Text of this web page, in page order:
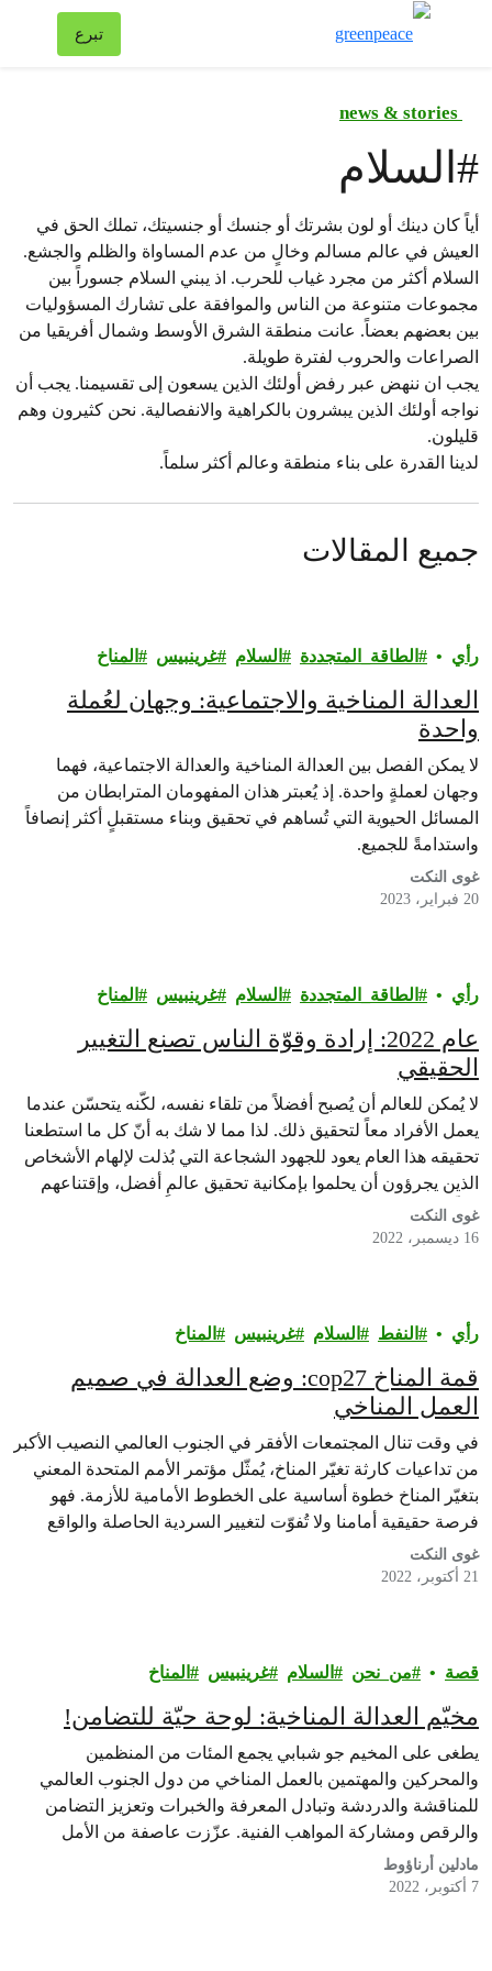
تبرع
# السلام
أياً كان دينك أو لون بشرتك أو جنسك أو جنسيتك، تملك الحق في
العيش في عالم مسالم وخالٍ من عدم المساواة والظلم والجشع.
السلام أكثر من مجرد غياب للحرب. اذ يبني السلام جسوراً بين
مجموعات متنوعة من الناس والموافقة على تشارك المسؤوليات
بين بعضهم بعضاً. عانت منطقة الشرق الأوسط وشمال أفريقيا من
الصراعات والحروب لفترة طويلة.
يجب ان ننهض عبر رفض أولئك الذين يسعون إلى تقسيمنا. يجب أن
نواجه أولئك الذين يبشرون بالكراهية والانفصالية. نحن كثيرون وهم
قليلون.
لدينا القدرة على بناء منطقة وعالم أكثر سلماً.
جميع المقالات
رأي‎ الطاقة_المتجددة السلام غرينبيس‎ المناخ
العدالة المناخية والاجتماعية: وجهان لعُملة
واحدة
لا يمكن الفصل بين العدالة المناخية والعدالة الاجتماعية، فهما
وجهان لعملةٍ واحدة. إذ يُعبتر هذان المفهومان المترابطان من
المسائل الحيوية التي تُساهم في تحقيق وبناء مستقبلٍ أكثر إنصافاً
واستدامةً للجميع.
غوى النكت
20 فبراير، 2023
رأي‎ الطاقة_المتجددة السلام غرينبيس‎ المناخ
عام 2022: إرادة وقوّة الناس تصنع التغيير
الحقيقي
لا يُمكن للعالم أن يُصبح أفضلاً من تلقاء نفسه، لكّنه يتحسّن عندما
يعمل الأفراد معاً لتحقيق ذلك. لذا مما لا شك به أنّ كل ما استطعنا
تحقيقه هذا العام يعود للجهود الشجاعة التي بُذلت لإلهام الأشخاص
الذين يجرؤون أن يحلموا بإمكانية تحقيق عالمٍ أفضل، وإقتناعهم
الكلّي بأنّها حقيقة في متناول أيدينا.
غوى النكت
16 ديسمبر، 2022
رأي‎ النفط السلام غرينبيس‎ المناخ
قمة المناخ cop27: وضع العدالة في صميم
العمل المناخي
في وقت تنال المجتمعات الأفقر في الجنوب العالمي النصيب الأكبر
من تداعيات كارثة تغيّر المناخ، يُمثّل مؤتمر الأمم المتحدة المعني
بتغيّر المناخ خطوة أساسية على الخطوط الأمامية للأزمة. فهو
فرصة حقيقية أمامنا ولا تُفوّت لتغيير السردية الحاصلة والواقع
الذي نعيشه.
غوى النكت
21 أكتوبر، 2022
قصة من_نحن السلام غرينبيس‎ المناخ
مخيّم العدالة المناخية: لوحة حيّة للتضامن!
يطغى على المخيم جو شبابي يجمع المئات من المنظمين
والمحركين والمهتمين بالعمل المناخي من دول الجنوب العالمي
للمناقشة والدردشة وتبادل المعرفة والخبرات وتعزيز التضامن
والرقص ومشاركة المواهب الفنية. عزّزت عاصفة من الأمل
والسعادة والحماس إدراك المشاركين والمنظمين على حد سواء
بإمكانية وجود مستقبل أفضل لنا جميعًا.
مادلين أرناؤوط
7 أكتوبر، 2022